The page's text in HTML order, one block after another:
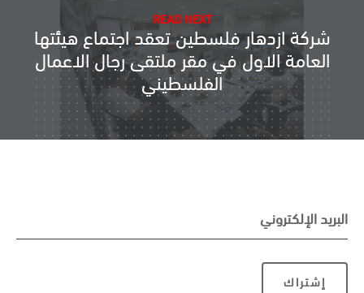
READ NEXT
شركة ازدهار فلسطين تعقد اجتماع هيئتها
العامة الاول في مقر ملتقى رجال الاعمال
الفلسطيني
البريد الإلكتروني
إشتراك